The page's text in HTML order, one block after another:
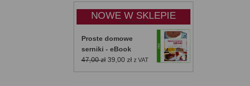
do
50,00 zł
NOWE W SKLEPIE
Proste domowe
serniki - eBook
47,00zł Pierwotna
cena
39,00 złAktualna
cena
z VAT